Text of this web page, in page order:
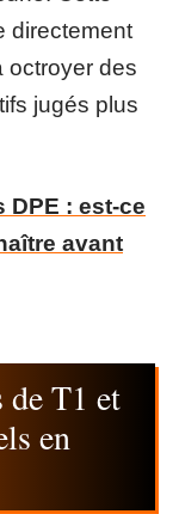
directement
octroyer des
jugés plus
DPE : est-ce
avant
de T1 et
en